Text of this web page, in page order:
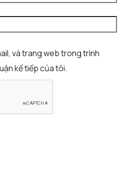
và trang web trong trình
kế tiếp của tôi.